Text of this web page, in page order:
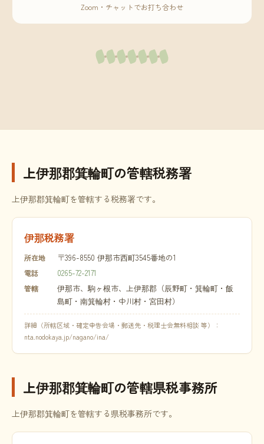
Zoom・チャットでお打ち合わせ
上伊那郡箕輪町の管轄税務署
上伊那郡箕輪町を管轄する税務署です。
伊那税務署
所在地 〒396-8550 伊那市西町3545番地の1
電話 0265-72-2171
管轄
伊那市、駒ヶ根市、上伊那郡（辰野町・箕輪町・飯
島町・南箕輪村・中川村・宮田村）
詳細（所轄区域・確定申告会場・郵送先・税理士会無料相談 等）：
nta.nodokaya.jp/nagano/ina/
上伊那郡箕輪町の管轄県税事務所
上伊那郡箕輪町を管轄する県税事務所です。